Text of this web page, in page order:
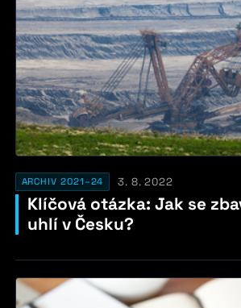
ARCHIV 2021–24 3. 8. 2022
Klíčová otázka: Jak se
uhlí v Česku?